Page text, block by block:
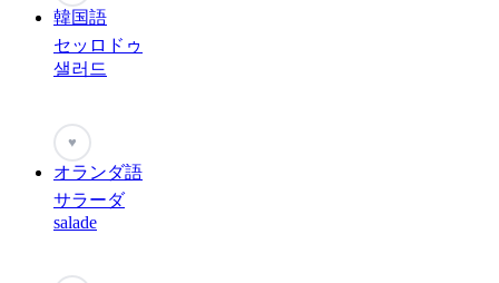
韓国語
セッロドゥ
샐러드
♥
オランダ語
サラーダ
salade